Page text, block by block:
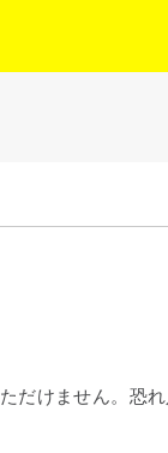
だけません。恐